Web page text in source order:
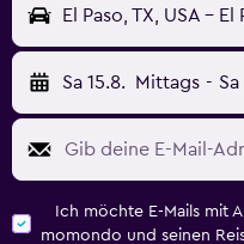
El Paso, TX, USA - El
Sa 15.8. Mittags -
Ich möchte E-Mails mit
momondo und seinen